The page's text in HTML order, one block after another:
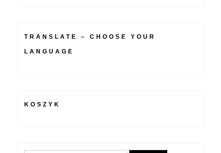
TRANSLATE – CHOOSE YOUR
LANGUAGE
KOSZYK